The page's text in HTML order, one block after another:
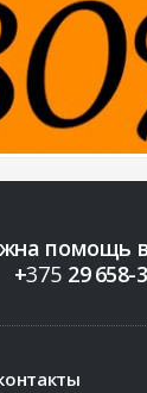
помощь
+375 29658-